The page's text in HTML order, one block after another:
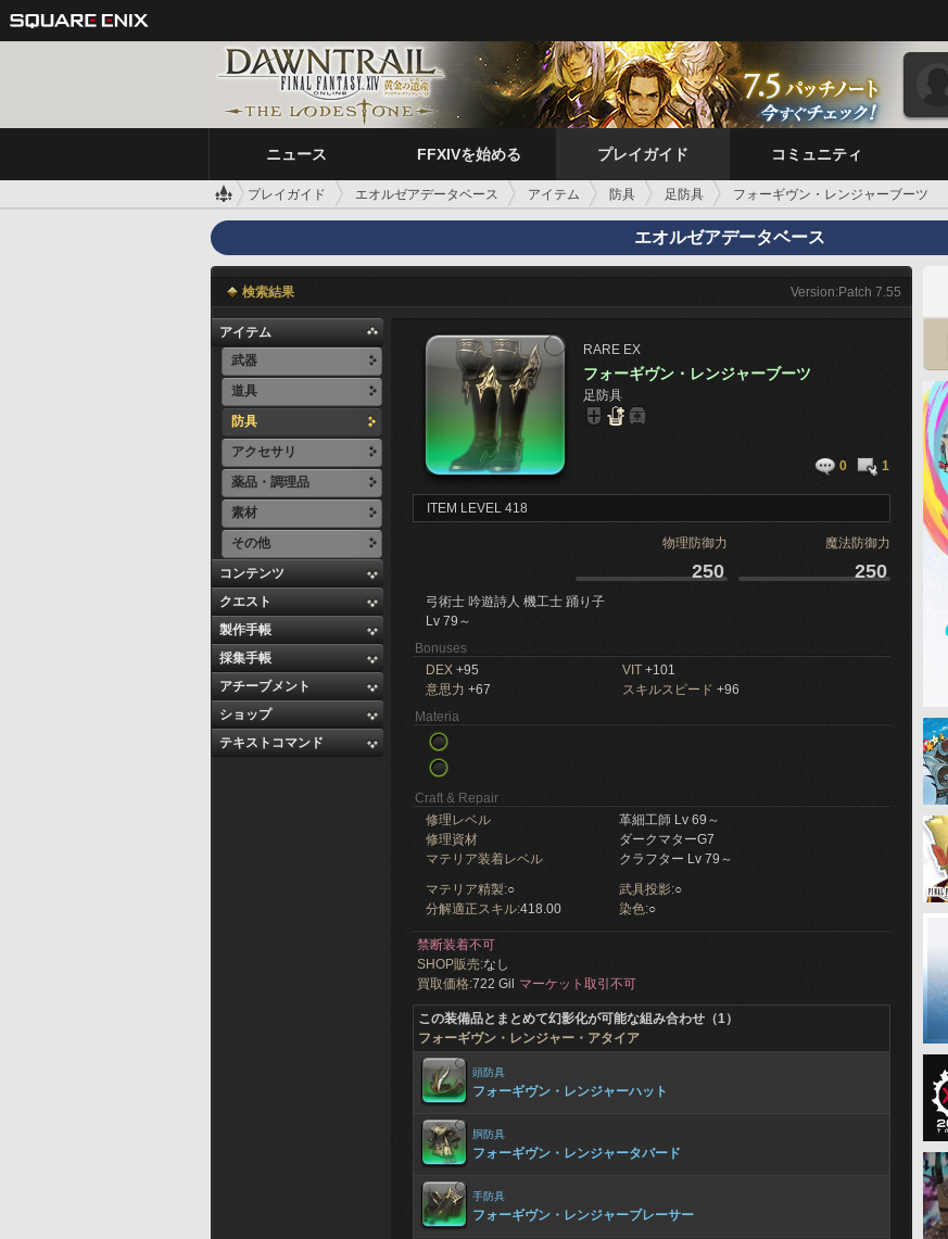
ニュース FFXIVを始める プレイガイド コミュニティ
プレイガイド エオルゼアデータベース アイテム 防具 足防具 フォーギヴン・レンジャーブーツ
エオルゼアデータベース
検索結果 Version:Patch 7.55
アイテム
武器
道具
防具
アクセサリ
薬品・調理品
素材
その他
コンテンツ
クエスト
製作手帳
採集手帳
アチーブメント
ショップ
テキストコマンド
RARE EX
フォーギヴン・レンジャーブーツ
足防具
0 1
ITEM LEVEL 418
物理防御力 魔法防御力
250 250
弓術士 吟遊詩人 機工士 踊り子
Lv 79～
Bonuses
DEX +95 VIT +101
意思力 +67 スキルスピード +96
Materia
Craft & Repair
修理レベル
革細工師 Lv 69～
修理資材
ダークマターG7
マテリア装着レベル
クラフター Lv 79～
マテリア精製:○ 武具投影:○
分解適正スキル:418.00 染色:○
禁断装着不可
SHOP販売:なし
買取価格:722 Gil マーケット取引不可
この装備品とまとめて幻影化が可能な組み合わせ（1）
フォーギヴン・レンジャー・アタイア
頭防具
フォーギヴン・レンジャーハット
胴防具
フォーギヴン・レンジャータバード
手防具
フォーギヴン・レンジャーブレーサー